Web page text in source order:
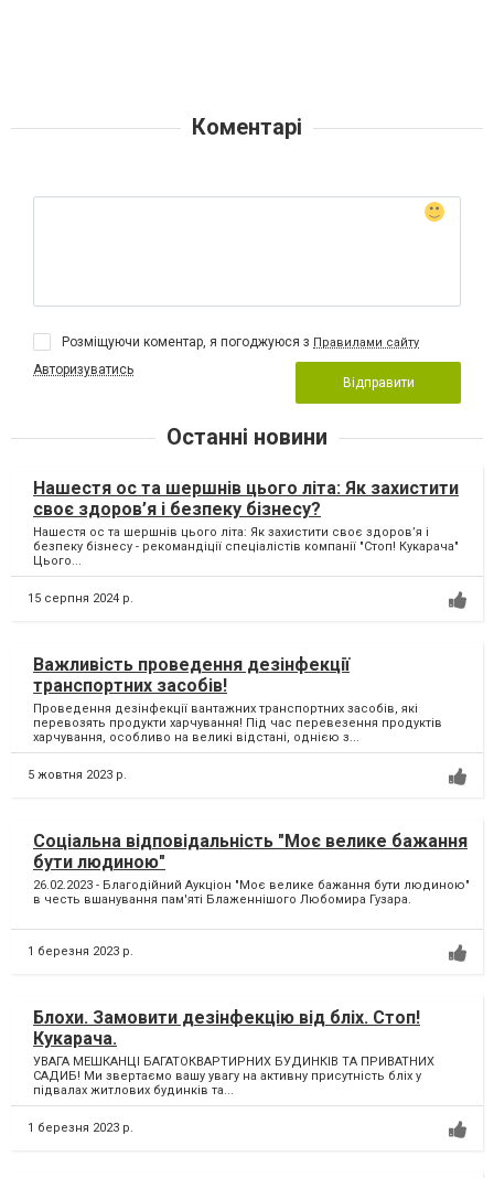
Коментарі
Розміщуючи коментар, я погоджуюся з Правилами сайту
Авторизуватись
Відправити
Останні новини
Нашестя ос та шершнів цього літа: Як захистити
своє здоров’я і безпеку бізнесу?
Нашестя ос та шершнів цього літа: Як захистити своє здоров’я і
безпеку бізнесу - рекомандіції спеціалістів компанії "Стоп! Кукарача"
Цього...
15 серпня 2024 р.
Важливість проведення дезінфекції
транспортних засобів!
Проведення дезінфекції вантажних транспортних засобів, які
перевозять продукти харчування! Під час перевезення продуктів
харчування, особливо на великі відстані, однією з...
5 жовтня 2023 р.
Соціальна відповідальність "Моє велике бажання
бути людиною"
26.02.2023 - Благодійний Аукціон "Моє велике бажання бути людиною"
в честь вшанування пам'яті Блаженнішого Любомира Гузара.
1 березня 2023 р.
Блохи. Замовити дезінфекцію від бліх. Стоп!
Кукарача.
УВАГА МЕШКАНЦІ БАГАТОКВАРТИРНИХ БУДИНКІВ ТА ПРИВАТНИХ
САДИБ! Ми звертаємо вашу увагу на активну присутність бліх у
підвалах житлових будинків та...
1 березня 2023 р.